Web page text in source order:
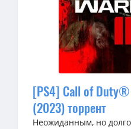
[PS4] Call of
(2023) торрент
Неожиданным, но